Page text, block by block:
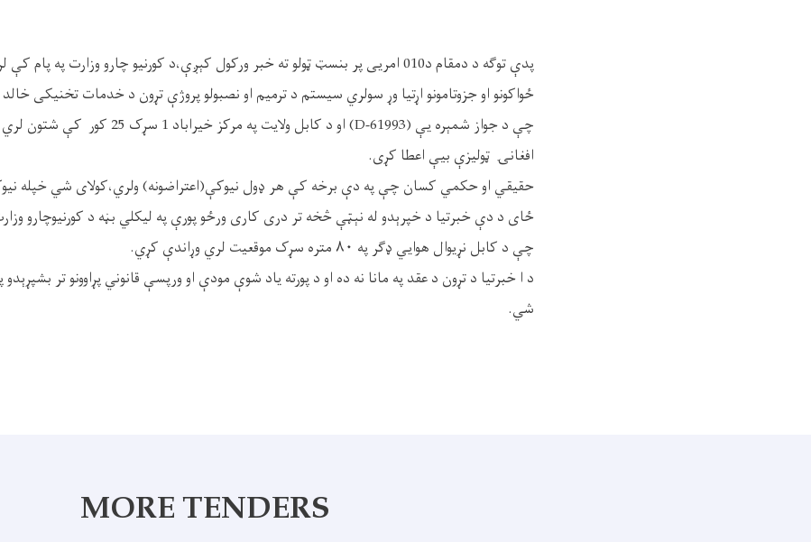
پدې توګه د دمقام د010 امریی پر بنسټ ټولو ته خبر ورکول کېږې،د کورنیو چارو وزارت په
ځواکونو او جزوتامونو اړتیا وړ سولري سیستم د ترمیم او نصبولو پروژې تړون د خدمات تخنیکی
افغانۍ ټوليزې بیې اعطا کړی.
حقیقي او حکمي کسان چې په دې برخه کې هر ډول نیوکې(اعتراضونه) ولري،کولای شي خپله
ځای د دې خبرتیا د خپرېدو له نېټې څخه تر دری کاری ورځو پورې په لیکلي بڼه د کورنیوچارو
چې د کابل نړیوال هوايي ډګر په ۸۰ متره سړک موقعیت لري وړاندې کړي.
د ا خبرتیا د تړون د عقد په مانا نه ده او د پورته یاد شوې مودې او ورپسې قانوني پړاوونو تر
شي.
MORE TENDERS